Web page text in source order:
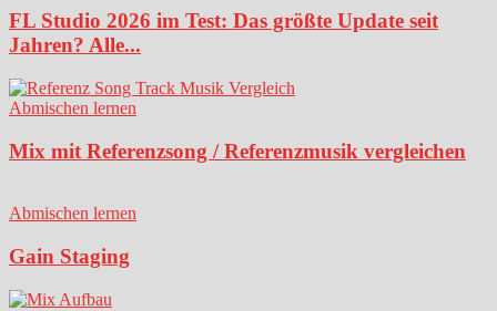
FL Studio 2026 im Test: Das größte Update seit
Jahren? Alle...
Abmischen lernen
Mix mit Referenzsong / Referenzmusik vergleichen
Abmischen lernen
Gain Staging